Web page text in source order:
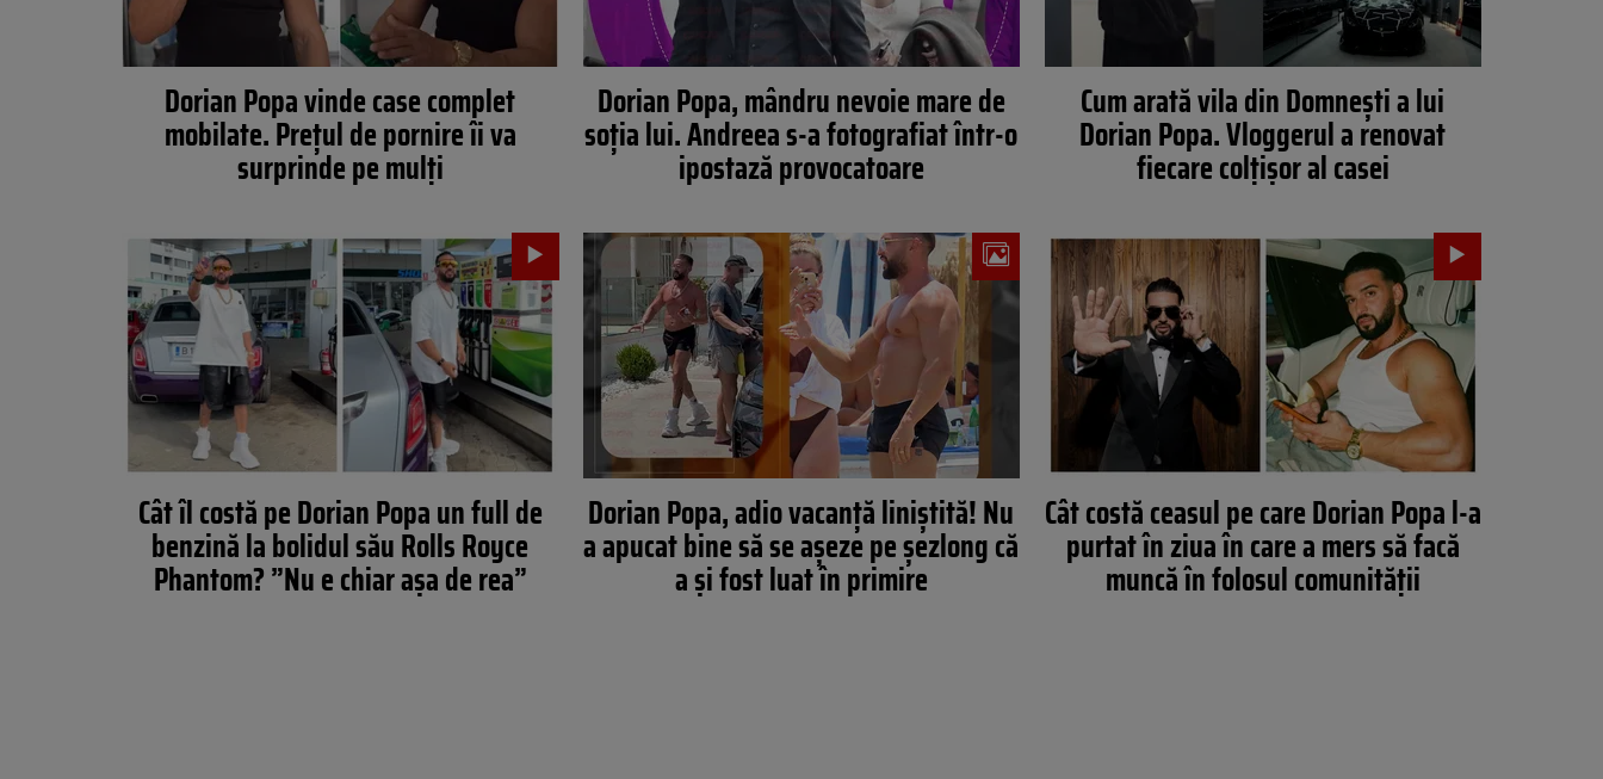
Dorian Popa vinde case complet
mobilate. Prețul de pornire îi va
surprinde pe mulți
Dorian Popa, mândru nevoie mare de
soția lui. Andreea s-a fotografiat într-o
ipostază provocatoare
Cum arată vila din Domnești a lui
Dorian Popa. Vloggerul a renovat
fiecare colțișor al casei
Cât îl costă pe Dorian Popa un full de
benzină la bolidul său Rolls Royce
Phantom? ”Nu e chiar așa de rea”
Dorian Popa, adio vacanță liniștită! Nu
a apucat bine să se așeze pe șezlong că
a și fost luat în primire
Cât costă ceasul pe care Dorian Popa l-a
purtat în ziua în care a mers să facă
muncă în folosul comunității